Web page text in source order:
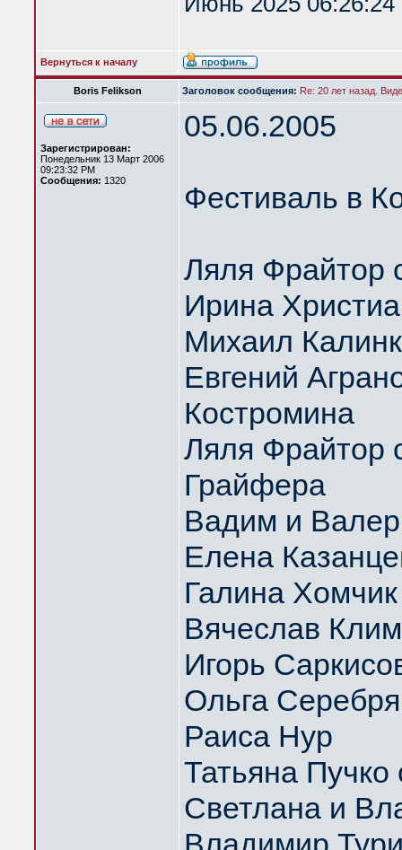
Вернуться к началу
Boris Felikson Заголовок сообщения: Re: 20 лет назад.
Зарегистрирован:
Понедельник 13 Март 2006
09:23:32 PM
Сообщения: 1320
05.06.2005
Фестиваль в
Ляля Фрайтор
Ирина
Михаил
Евгений
Костромина
Ляля Фрайтор
Грайфера
Вадим и
Елена
Галина Хомчик
Вячеслав
Игорь
Ольга
Раиса Нур
Татьяна Пучко
Светлана и